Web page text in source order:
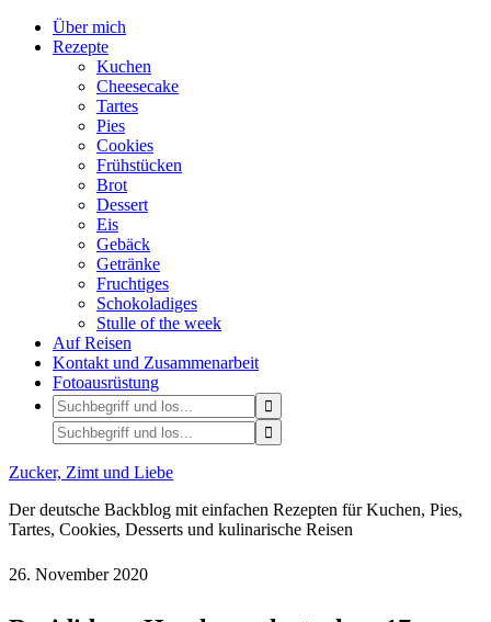
Über mich
Rezepte
Kuchen
Cheesecake
Tartes
Pies
Cookies
Frühstücken
Brot
Dessert
Eis
Gebäck
Getränke
Fruchtiges
Schokoladiges
Stulle of the week
Auf Reisen
Kontakt und Zusammenarbeit
Fotoausrüstung
Zucker, Zimt und Liebe
Der deutsche Backblog mit einfachen Rezepten für Kuchen, Pies,
Tartes, Cookies, Desserts und kulinarische Reisen
26. November 2020